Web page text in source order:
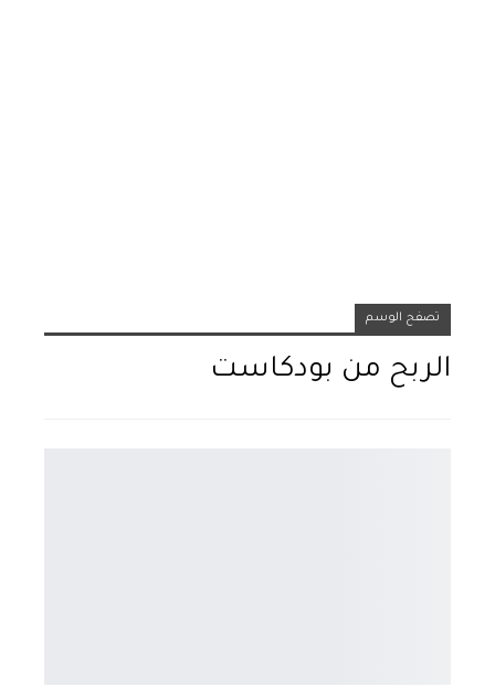
تصفح الوسم
الربح من بودكاست